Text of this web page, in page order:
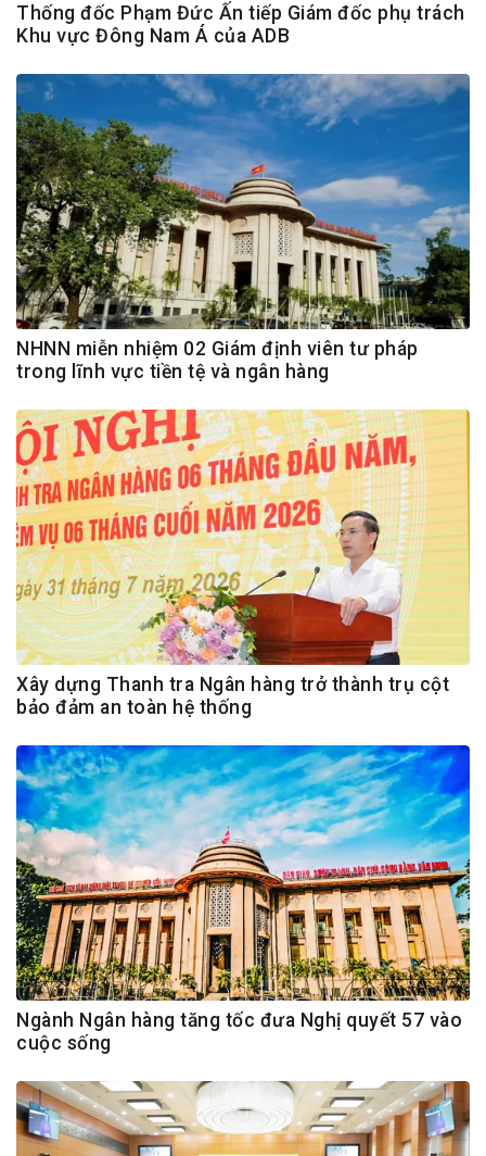
Thống đốc Phạm Đức Ấn tiếp Giám đốc phụ trách
Khu vực Đông Nam Á của ADB
NHNN miễn nhiệm 02 Giám định viên tư pháp
trong lĩnh vực tiền tệ và ngân hàng
Xây dựng Thanh tra Ngân hàng trở thành trụ cột
bảo đảm an toàn hệ thống
Ngành Ngân hàng tăng tốc đưa Nghị quyết 57 vào
cuộc sống